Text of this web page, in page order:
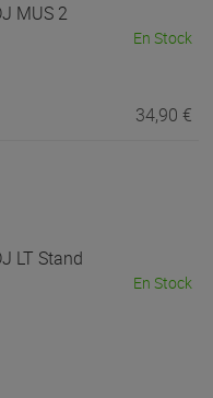
MUS 2
En Stock
34,90 €
LT Stand
En Stock